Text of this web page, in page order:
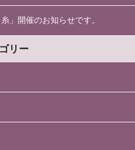
」開催のお知らせです。
リー